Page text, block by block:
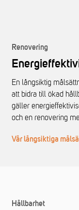
Renovering
En långsiktig
att bidra till ökad
gäller
och en renovering
Vår långsiktiga
Hållbarhet